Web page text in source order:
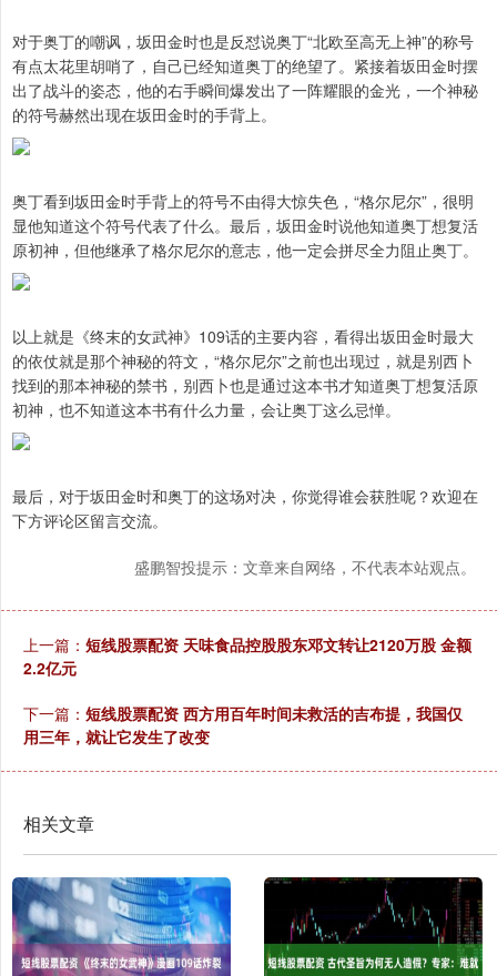
对于奥丁的嘲讽，坂田金时也是反怼说奥丁“北欧至高无上神”的称号
有点太花里胡哨了，自己已经知道奥丁的绝望了。紧接着坂田金时摆
出了战斗的姿态，他的右手瞬间爆发出了一阵耀眼的金光，一个神秘
的符号赫然出现在坂田金时的手背上。
奥丁看到坂田金时手背上的符号不由得大惊失色，“格尔尼尔”，很明
显他知道这个符号代表了什么。最后，坂田金时说他知道奥丁想复活
原初神，但他继承了格尔尼尔的意志，他一定会拼尽全力阻止奥丁。
以上就是《终末的女武神》109话的主要内容，看得出坂田金时最大
的依仗就是那个神秘的符文，“格尔尼尔”之前也出现过，就是别西卜
找到的那本神秘的禁书，别西卜也是通过这本书才知道奥丁想复活原
初神，也不知道这本书有什么力量，会让奥丁这么忌惮。
最后，对于坂田金时和奥丁的这场对决，你觉得谁会获胜呢？欢迎在
下方评论区留言交流。
盛鹏智投提示：文章来自网络，不代表本站观点。
上一篇： 短线股票配资 天味食品控股股东邓文转让2120万股 金额
2.2亿元
下一篇： 短线股票配资 西方用百年时间未救活的吉布提，我国仅
用三年，就让它发生了改变
相关文章